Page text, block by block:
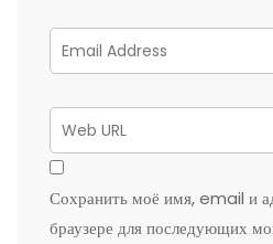
Сохранить моё имя, email и
браузере для последующих